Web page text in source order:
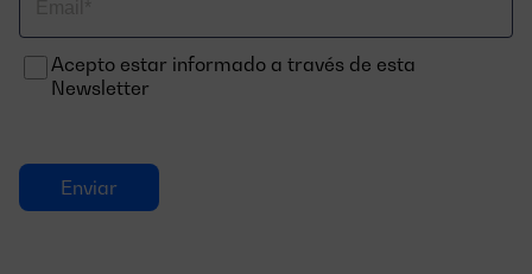
electrónico
Acepto estar informado a través de esta
Newsletter